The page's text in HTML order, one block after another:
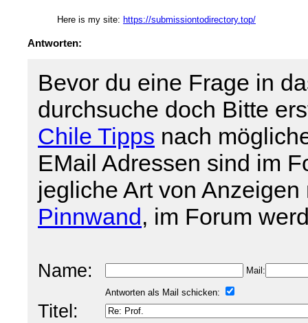
Here is my site: https://submissiontodirectory.top/
Antworten:
Bevor du eine Frage in
durchsuche doch Bitte
Chile Tipps nach
EMail Adressen sind im
jegliche Art von
Pinnwand , im Forum
Name: Mail:
Antworten als Mail schicken:
Titel: